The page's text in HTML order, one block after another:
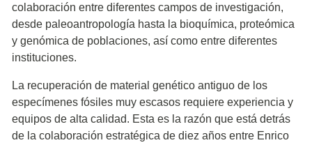
colaboración entre diferentes campos de investigación,
desde paleoantropología hasta la bioquímica, proteómica
y genómica de poblaciones, así como entre diferentes
instituciones.
La recuperación de material genético antiguo de los
especímenes fósiles muy escasos requiere experiencia y
equipos de alta calidad. Esta es la razón que está detrás
de la colaboración estratégica de diez años entre Enrico